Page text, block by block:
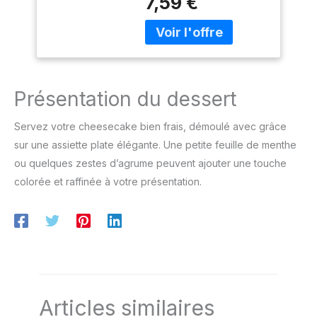
accessoires de série ;
Couleur : Blanc/Gris
Réfrigérateur et
Congélateur, Gris,
20cm
nettoyer, convient pour la
préparation de génoises,
gâteaux maison et autres
Grâce au mécanisme à
déplacer, stocker et
cuire des gâteaux n'a
Le loquet à ressort et la
base amovible
conserver les pâtisseries
Présentation du dessert
Servez votre cheesecake bien frais, démoulé avec grâce
sur une assiette plate élégante. Une petite feuille de menthe
ou quelques zestes d’agrume peuvent ajouter une touche
colorée et raffinée à votre présentation.
Articles similaires